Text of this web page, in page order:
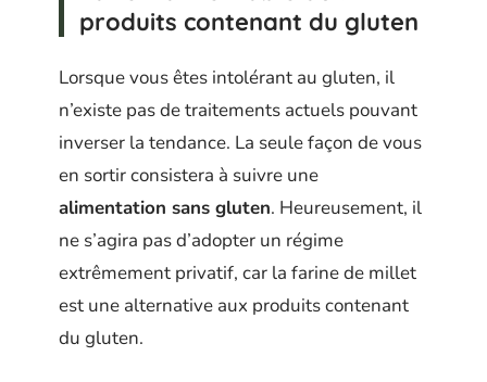
produits contenant du gluten
Lorsque vous êtes intolérant au gluten, il
n’existe pas de traitements actuels pouvant
inverser la tendance. La seule façon de vous
en sortir consistera à suivre une
alimentation sans gluten. Heureusement, il
ne s’agira pas d’adopter un régime
extrêmement privatif, car la farine de millet
est une alternative aux produits contenant
du gluten.